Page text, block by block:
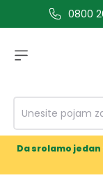
glavni sadržaj
0800
Da srolamo jedan